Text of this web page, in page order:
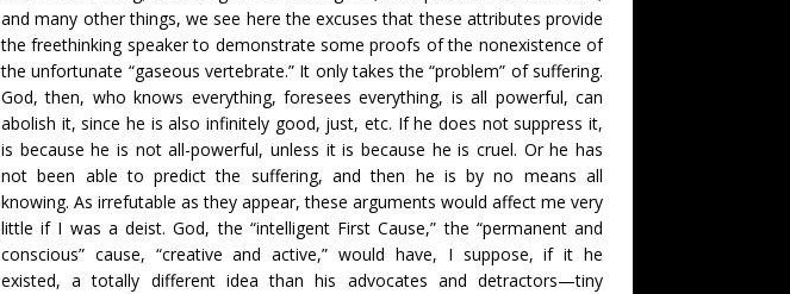
and many other things, we see here the excuses that these attributes provide
the freethinking speaker to demonstrate some proofs of the nonexistence of
the unfortunate “gaseous vertebrate.” It only takes the “problem” of suffering.
God, then, who knows everything, foresees everything, is all powerful, can
abolish it, since he is also infinitely good, just, etc. If he does not suppress it,
is because he is not all-powerful, unless it is because he is cruel. Or he has
not been able to predict the suffering, and then he is by no means all
knowing. As irrefutable as they appear, these arguments would affect me very
little if I was a deist. God, the “intelligent First Cause,” the “permanent and
conscious” cause, “creative and active,” would have, I suppose, if it he
existed, a totally different idea than his advocates and detractors—tiny